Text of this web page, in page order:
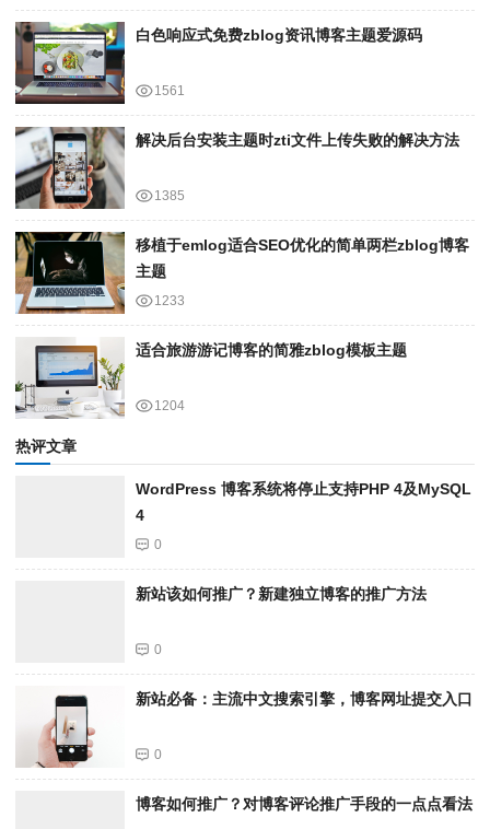
白色响应式免费zblog资讯博客主题爱源码
1561
解决后台安装主题时zti文件上传失败的解决方法
1385
移植于emlog适合SEO优化的简单两栏zblog博客
主题
1233
适合旅游游记博客的简雅zblog模板主题
1204
热评文章
WordPress 博客系统将停止支持PHP 4及MySQL
4
0
新站该如何推广？新建独立博客的推广方法
0
新站必备：主流中文搜索引擎，博客网址提交入口
0
博客如何推广？对博客评论推广手段的一点点看法